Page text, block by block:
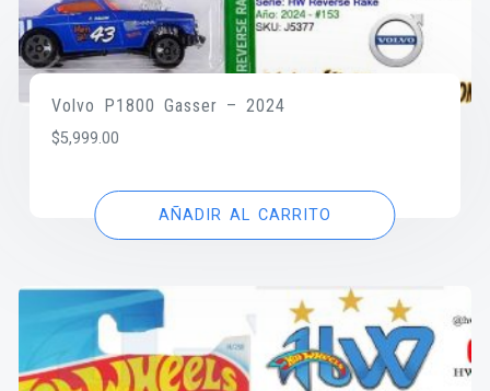
Volvo P1800 Gasser – 2024
$5,999.00
AÑADIR AL CARRITO